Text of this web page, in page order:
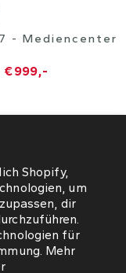
Shopify,
um
dir
für
Mehr
- Mediencenter
€ 999,-